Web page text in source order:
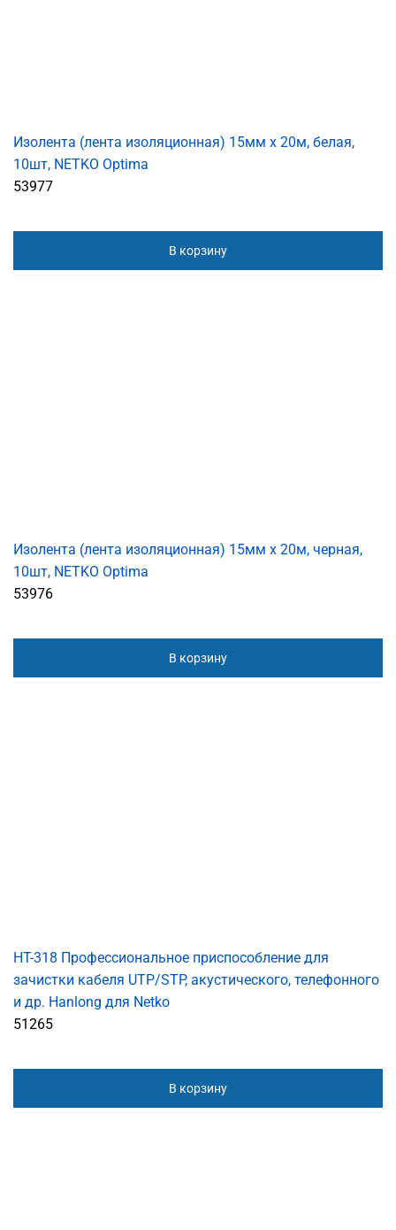
Изолента (лента изоляционная) 15мм х 20м, белая,
10шт, NETKO Optima
53977
В корзину
Изолента (лента изоляционная) 15мм х 20м, черная,
10шт, NETKO Optima
53976
В корзину
HT-318 Профессиональное приспособление для
зачистки кабеля UTP/STP, акустического, телефонного
и др. Hanlong для Netko
51265
В корзину